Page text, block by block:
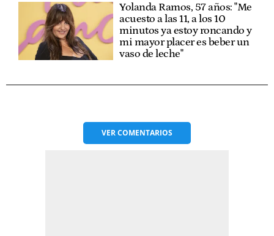
Yolanda Ramos, 57 años: "Me
acuesto a las 11, a los 10
minutos ya estoy roncando y
mi mayor placer es beber un
vaso de leche"
VERCOMENTARIOS